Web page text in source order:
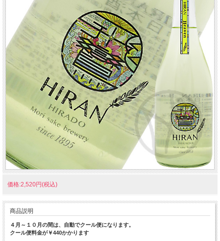
価格:2,520円(税込)
商品説明
４月～１０月の間は、自動でクール便になります。
クール便料金が￥440かかります